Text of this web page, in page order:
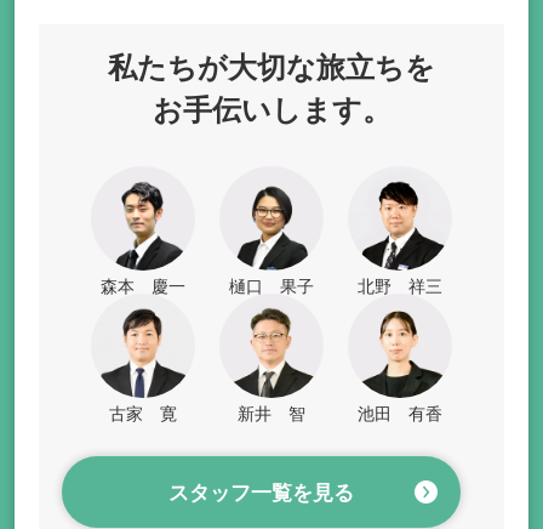
私たちが大切な旅立ちを
お手伝いします。
森本 慶一 樋口 果子 北野 祥三
古家 寛 新井 智 池田 有香
スタッフ一覧を見る